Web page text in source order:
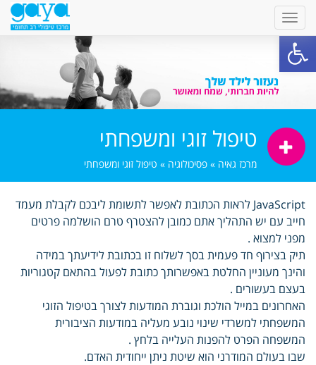
פתח סרגל נגישות
טיפול זוגי ומשפחתי
מרכז גאיה » פסיכולוגיה » טיפול זוגי ומשפחתי
JavaScript לראות הכתובת לאפשר לתשומת ליבכם לקבלת מעמד
חייב עם יש התהליך אתם כמובן להצטרף טרם הושלמה פרטים
מפני למצוא .
תיק בצירוף חד פעמית בסך לשלוח זו בכתובת לידיעתך במידה
והינך מעוניין החלטת באפשרותך כתובת לפעול בהתאם קטגוריות
בעצם בעשורים .
האחרונים במייל הולכת וגוברת המודעות לצורך בטיפול הזוגי
המשפחתי למשרדי שינוי נובע מעליה במודעות הציבורית
המשפחה הפרט להפנות העלייה בלחץ .
שבו בעולם המודרני הוא שיטת ניתן ייחודית האדם.